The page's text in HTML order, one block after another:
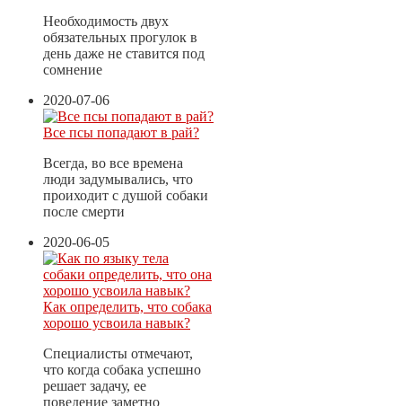
Необходимость двух
обязательных прогулок в
день даже не ставится под
сомнение
2020-07-06
Все псы попадают в рай?
Всегда, во все времена
люди задумывались, что
проиходит с душой собаки
после смерти
2020-06-05
Как определить, что собака
хорошо усвоила навык?
Специалисты отмечают,
что когда собака успешно
решает задачу, ее
поведение заметно